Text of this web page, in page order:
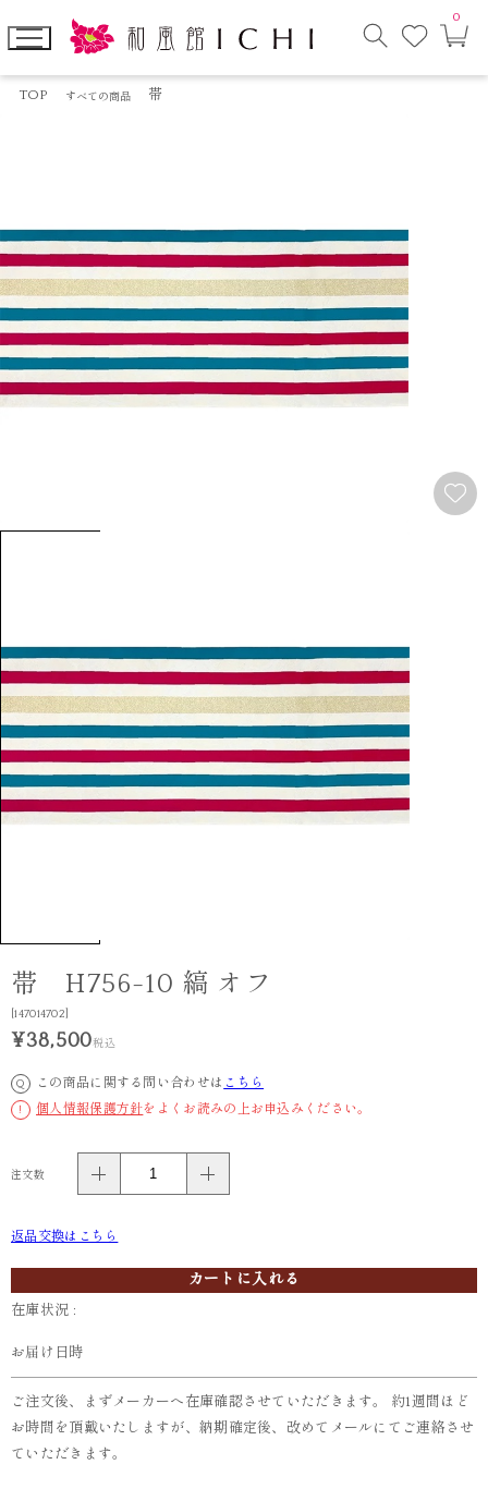
お
入
ペ
0
TOP すべての商品 帯
帯 H756-10 縞 オフ
[147014702]
¥38,500税込
Q この商品に関する問い合わせは こちら
! 個人情報保護方針をよくお読みの上お申込みください。
注文数
返品交換はこちら
カートに入れる
在庫状況 :
お届け日時
ご注文後、まずメーカーへ在庫確認させていただきます。 約1週間ほど
お時間を頂戴いたしますが、納期確定後、改めてメールにてご連絡させ
ていただきます。